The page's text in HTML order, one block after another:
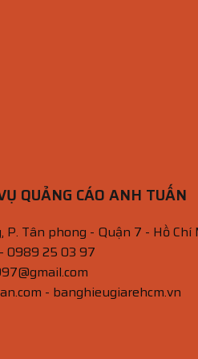
QUẢNG CÁO ANH TUẤN
P. Tân phong - Quận 7 - Hồ Chí
0989 25 03 97
- banghieugiarehcm.vn